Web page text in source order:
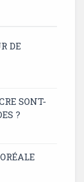
DE
SONT-
?